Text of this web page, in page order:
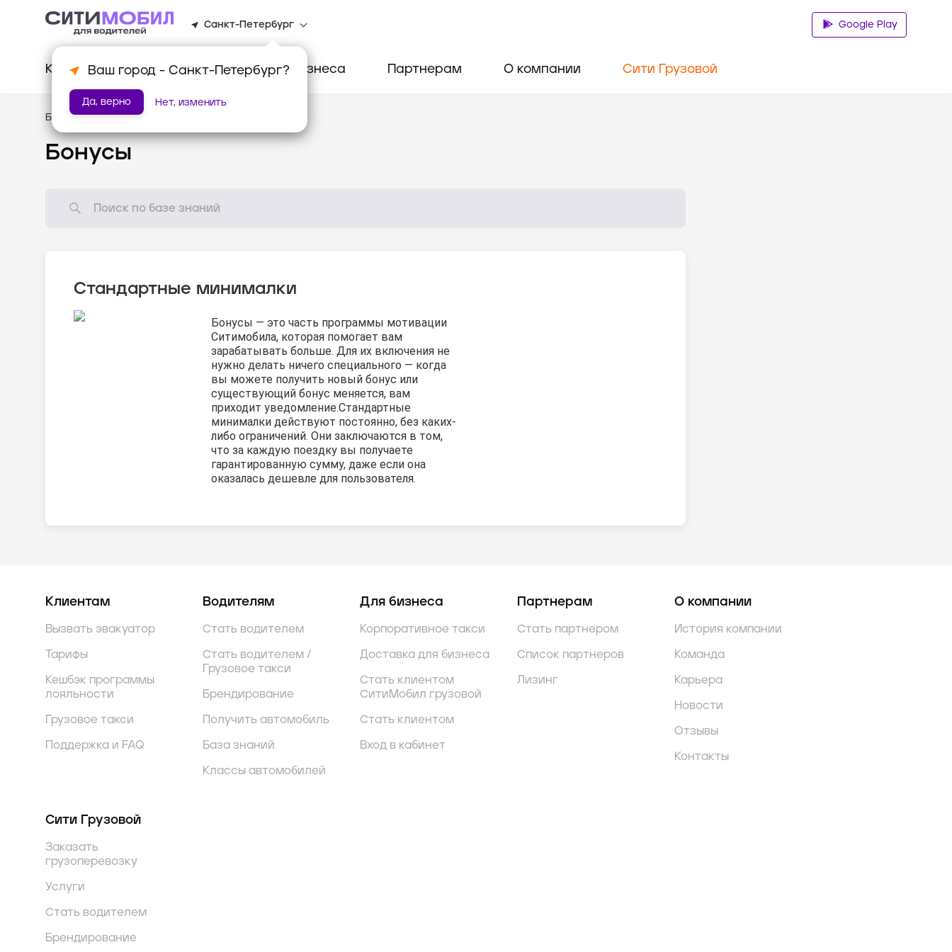
Санкт-Петербург
Ваш город - Санкт-Петербург?
Да, верно Нет, изменить
Google Play
Клиентам Водителям Для бизнеса Партнерам О компании Сити Грузовой
База знаний /Мотивация
Бонусы
Стандартные минималки
Бонусы — это часть программы мотивации
Ситимобила, которая помогает вам
зарабатывать больше. Для их включения не
нужно делать ничего специального — когда
вы можете получить новый бонус или
существующий бонус меняется, вам
приходит уведомление.Стандартные
минималки действуют постоянно, без каких-
либо ограничений. Они заключаются в том,
что за каждую поездку вы получаете
гарантированную сумму, даже если она
оказалась дешевле для пользователя.
Клиентам
Вызвать эвакуатор
Тарифы
Кешбэк программы
лояльности
Грузовое такси
Поддержка и FAQ
Водителям
Стать водителем
Стать водителем /
Грузовое такси
Брендирование
Получить автомобиль
База знаний
Классы автомобилей
Для бизнеса
Корпоративное такси
Доставка для бизнеса
Стать клиентом
СитиМобил грузовой
Стать клиентом
Вход в кабинет
Партнерам
Стать партнером
Список партнеров
Лизинг
О компании
История компании
Команда
Карьера
Новости
Отзывы
Контакты
Сити Грузовой
Заказать
грузоперевозку
Услуги
Стать водителем
Брендирование